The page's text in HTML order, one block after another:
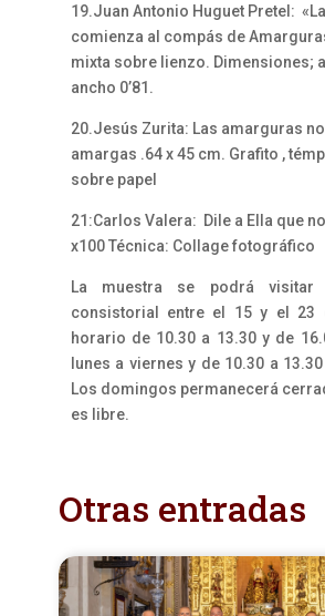
19.Juan Antonio Huguet Pretel:
comienza al compás de
mixta sobre lienzo. Dimensiones;
ancho 0’81.
20.Jesús Zurita: Las amarguras
amargas .64 x 45 cm. Grafito ,
sobre papel
21:Carlos Valera: Dile a Ella que
x100 Técnica: Collage fotográfico
La muestra se podrá
consistorial entre el 15 y el 23
horario de 10.30 a 13.30 y de
lunes a viernes y de 10.30 a
Los domingos permanecerá
es libre.
Otras entradas